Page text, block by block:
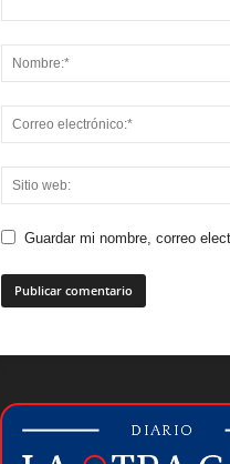
Guardar mi nombre, correo